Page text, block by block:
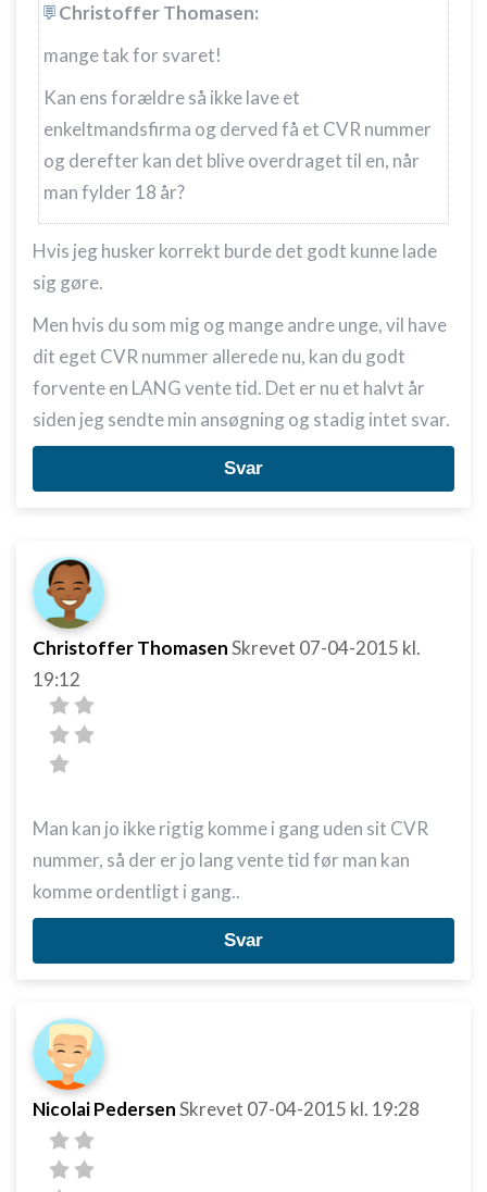
Christoffer Thomasen:
mange tak for svaret!
Kan ens forældre så ikke lave et
enkeltmandsfirma og derved få et CVR nummer
og derefter kan det blive overdraget til en, når
man fylder 18 år?
Hvis jeg husker korrekt burde det godt kunne lade
sig gøre.
Men hvis du som mig og mange andre unge, vil have
dit eget CVR nummer allerede nu, kan du godt
forvente en LANG vente tid. Det er nu et halvt år
siden jeg sendte min ansøgning og stadig intet svar.
Svar
Christoffer ThomasenSkrevet 07-04-2015 kl.
19:12
Man kan jo ikke rigtig komme i gang uden sit CVR
nummer, så der er jo lang vente tid før man kan
komme ordentligt i gang..
Svar
Nicolai PedersenSkrevet 07-04-2015 kl. 19:28